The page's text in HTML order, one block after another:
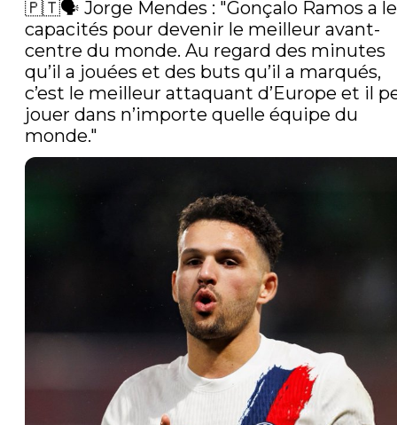
🇵🇹🗣️ Jorge Mendes : "Gonçalo Ramos a
capacités pour devenir le meilleur avant-
centre du monde. Au regard des minutes
qu’il a jouées et des buts qu’il a marqués,
c’est le meilleur attaquant d’Europe et il
jouer dans n’importe quelle équipe du
monde."